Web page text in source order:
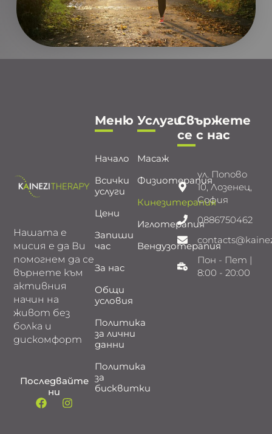
Нашата е
мисия е да Ви
помогнем да се
върнете към
активния
начин на
живот без
болка и
дискомфорт
Последвайте
ни
Услуги
Масаж
Физиотерапия
Кинезитерапия
Иглотерапия
Вендузотерапия
Меню
Начало
Всички
услуги
Цени
Запиши
час
За нас
Общи
условия
Политика
за лични
данни
Политика
за
бисквитки
Свържете
се с нас
ул. Попово
10, Лозенец,
София
0886750462
Пон - Пет |
8:00 - 20:00